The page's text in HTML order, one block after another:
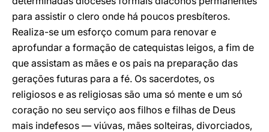
para assistir o clero onde há poucos presbíteros.
Realiza-se um esforço comum para renovar e
aprofundar a formação de catequistas leigos, a fim de
que assistam as mães e os pais na preparação das
gerações futuras para a fé. Os sacerdotes, os
religiosos e as religiosas são uma só mente e um só
coração no seu serviço aos filhos e filhas de Deus
mais indefesos — viúvas, mães solteiras, divorciados,